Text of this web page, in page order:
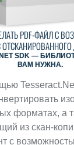
PDF-ФАЙЛ С
SDK —
ВАМ НУЖНА.
форматах, а
из скан-
с